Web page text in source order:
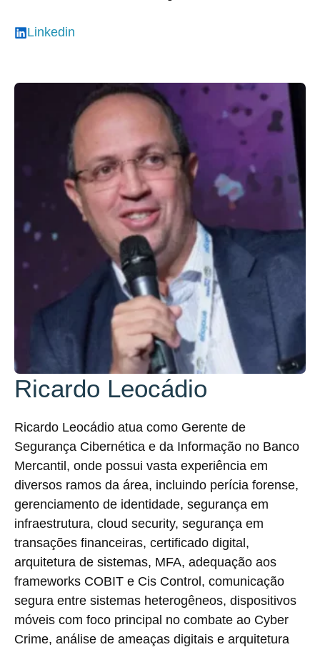
Linkedin
Ricardo Leocádio
Ricardo Leocádio atua como Gerente de
Segurança Cibernética e da Informação no Banco
Mercantil, onde possui vasta experiência em
diversos ramos da área, incluindo perícia forense,
gerenciamento de identidade, segurança em
infraestrutura, cloud security, segurança em
transações financeiras, certificado digital,
arquitetura de sistemas, MFA, adequação aos
frameworks COBIT e Cis Control, comunicação
segura entre sistemas heterogêneos, dispositivos
móveis com foco principal no combate ao Cyber
Crime, análise de ameaças digitais e arquitetura